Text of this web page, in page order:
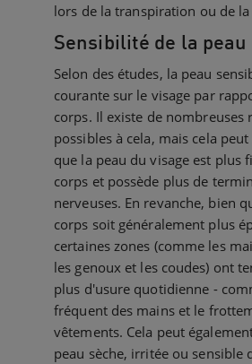
lors de la transpiration ou de la
Sensibilité de la peau
Selon des études, la peau
courante sur le visage par
corps. Il existe de nombreuses
possibles à cela, mais cela
que la peau du visage est plus
corps et possède plus de
nerveuses. En revanche, bien
corps soit généralement plus
certaines zones (comme les
les genoux et les coudes) ont
plus d'usure quotidienne -
fréquent des mains et le
vêtements. Cela peut
peau sèche, irritée ou sensible